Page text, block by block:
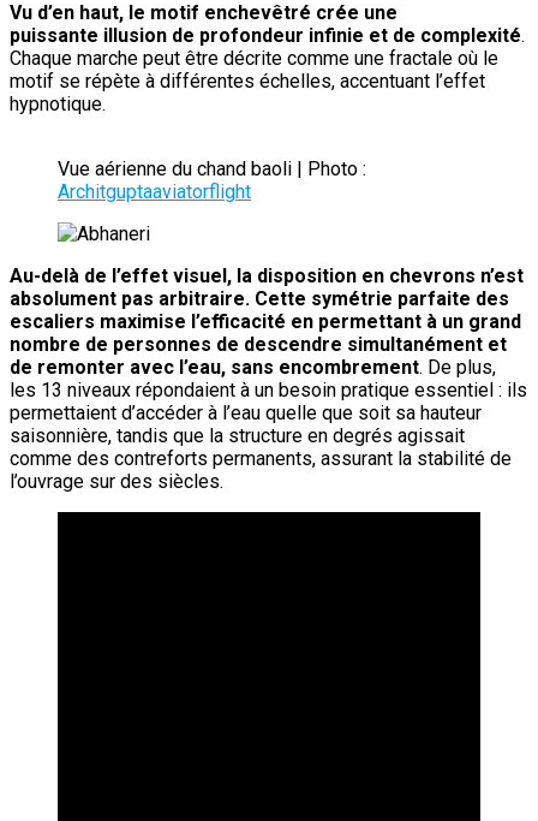
Vu d’en haut, le motif enchevêtré crée une
puissante illusion de profondeur infinie et de complexité.
Chaque marche peut être décrite comme une fractale où le
motif se répète à différentes échelles, accentuant l’effet
hypnotique.
Vue aérienne du chand baoli | Photo :
Architguptaaviatorflight
Au-delà de l’effet visuel, la disposition en chevrons n’est
absolument pas arbitraire. Cette symétrie parfaite des
escaliers maximise l’efficacité en permettant à un grand
nombre de personnes de descendre simultanément et
de remonter avec l’eau, sans encombrement. De plus,
les 13 niveaux répondaient à un besoin pratique essentiel : ils
permettaient d’accéder à l’eau quelle que soit sa hauteur
saisonnière, tandis que la structure en degrés agissait
comme des contreforts permanents, assurant la stabilité de
l’ouvrage sur des siècles.